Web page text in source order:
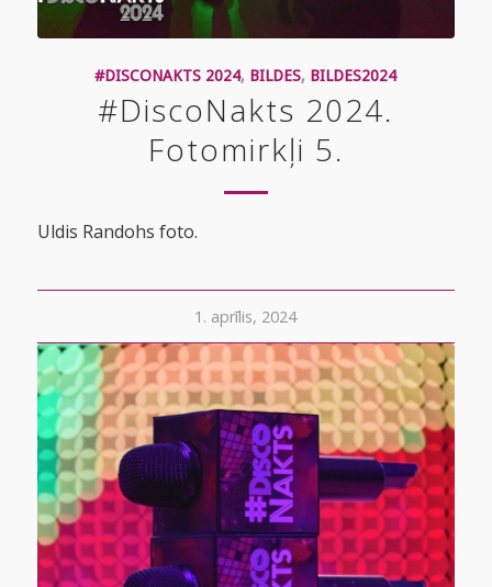
#DISCONAKTS 2024, BILDES, BILDES2024
#DiscoNakts 2024.
Fotomirkļi 5.
Uldis Randohs foto.
1. aprīlis, 2024